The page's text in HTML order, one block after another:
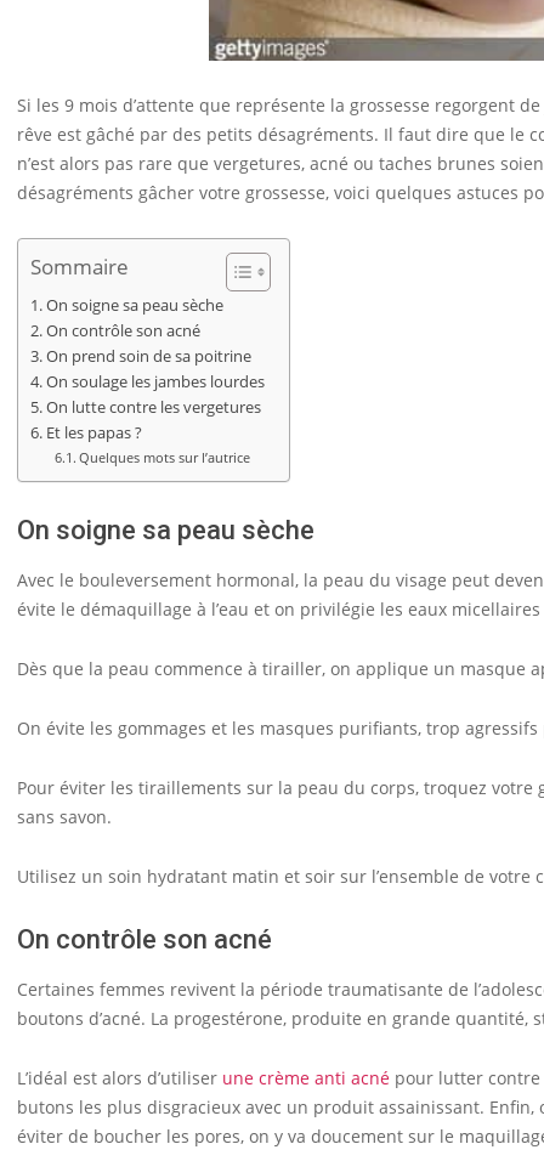
Si les 9 mois d’attente que représente la grossesse regorgent
rêve est gâché par des petits désagréments. Il faut dire que le
n’est alors pas rare que vergetures, acné ou taches brunes
désagréments gâcher votre grossesse, voici quelques astuces
Sommaire
On soigne sa peau sèche
On contrôle son acné
On prend soin de sa poitrine
On soulage les jambes lourdes
On lutte contre les vergetures
Et les papas ?
Quelques mots sur l’autrice
On soigne sa peau sèche
Avec le bouleversement hormonal, la peau du visage peut
évite le démaquillage à l’eau et on privilégie les eaux
Dès que la peau commence à tirailler, on applique un masque
On évite les gommages et les masques purifiants, trop
Pour éviter les tiraillements sur la peau du corps, troquez
sans savon.
Utilisez un soin hydratant matin et soir sur l’ensemble de votre
On contrôle son acné
Certaines femmes revivent la période traumatisante de
boutons d’acné. La progestérone, produite en grande quantité,
L’idéal est alors d’utiliser une crème anti acné pour lutter
butons les plus disgracieux avec un produit assainissant.
éviter de boucher les pores, on y va doucement sur le